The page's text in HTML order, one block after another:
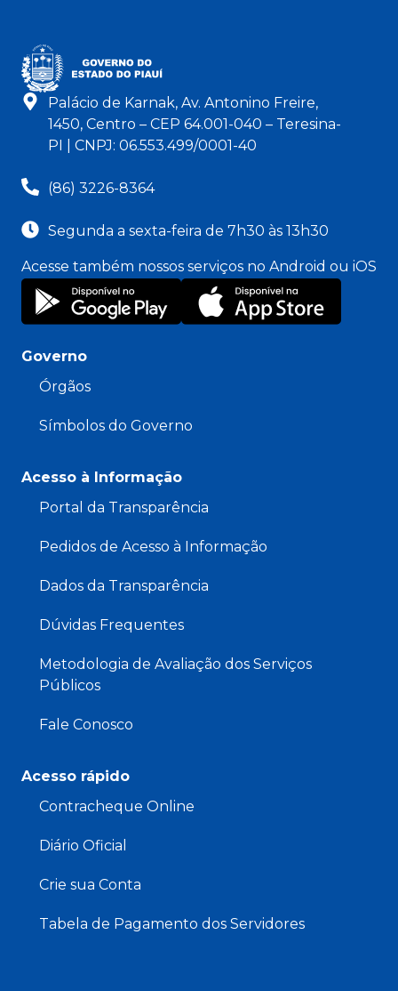
Palácio de Karnak, Av. Antonino Freire,
1450, Centro – CEP 64.001-040 – Teresina-
PI | CNPJ: 06.553.499/0001-40
(86) 3226-8364
Segunda a sexta-feira de 7h30 às 13h30
Acesse também nossos serviços no Android ou iOS
Governo
Órgãos
Símbolos do Governo
Acesso à Informação
Portal da Transparência
Pedidos de Acesso à Informação
Dados da Transparência
Dúvidas Frequentes
Metodologia de Avaliação dos Serviços
Públicos
Fale Conosco
Acesso rápido
Contracheque Online
Diário Oficial
Crie sua Conta
Tabela de Pagamento dos Servidores